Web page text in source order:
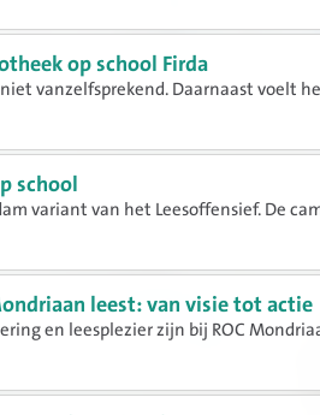
op school Firda
vanzelfsprekend. Daarnaast voelt
school
variant van het Leesoffensief. De
leest: van visie tot actie
en leesplezier zijn bij ROC